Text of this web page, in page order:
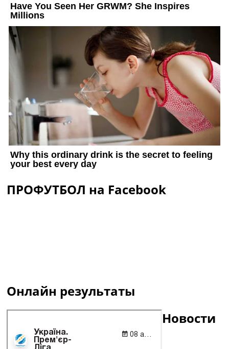
ПРОФУТБОЛ на Facebook
Онлайн результаты
Новости